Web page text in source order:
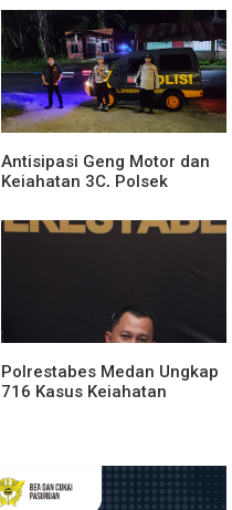
Antisipasi Geng Motor dan
Kejahatan 3C, Polsek
Polrestabes Medan Ungkap
716 Kasus Kejahatan